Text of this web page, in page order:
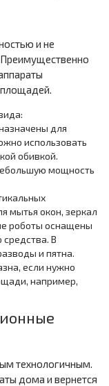
и не
для
использовать
обивкой.
мощность
мытья окон, зеркал
роботы оснащены
В
и пятна.
если нужно
например,
технологичным.
дома и вернется